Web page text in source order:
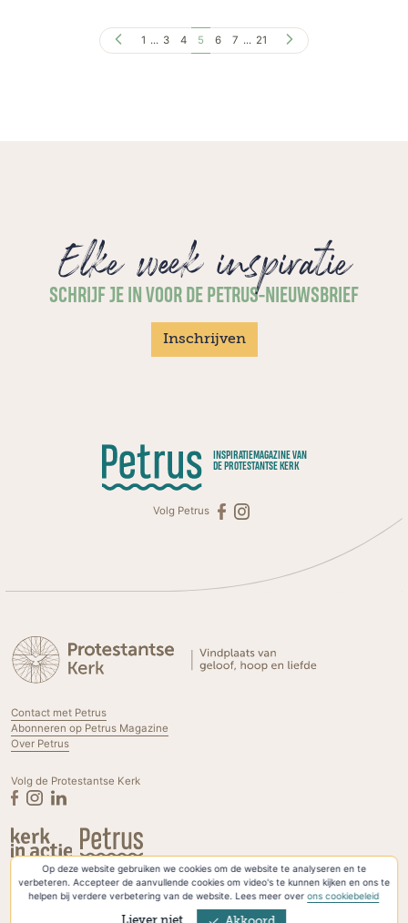
Op deze website gebruiken we cookies om de website te analyseren en te
verbeteren. Accepteer de aanvullende cookies om video's te kunnen kijken en ons te
helpen bij verdere verbetering van de website. Lees meer overons cookiebeleid
1 ... 3 4 5 6 7 ... 21
Elke week inspiratie
SCHRIJF JE IN VOOR DE PETRUS-NIEUWSBRIEF
Inschrijven
INSPIRATIEMAGAZINE VAN
DE PROTESTANTSE KERK
Volg Petrus
Contact met Petrus
Abonneren op Petrus Magazine
Over Petrus
Volg de Protestantse Kerk
Privacyverklaring & Cookies